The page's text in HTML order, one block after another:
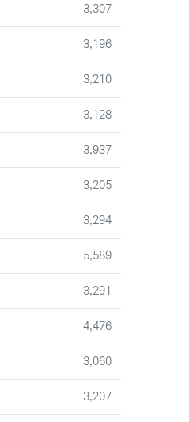
조회
3,307
조회
3,196
조회
3,210
조회
3,128
조회
3,937
조회
3,205
조회
3,294
조회
5,589
조회
3,291
조회
4,476
조회
3,060
조회
3,207